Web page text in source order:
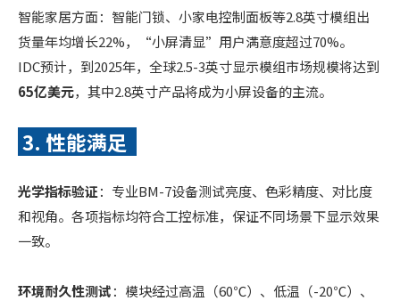
智能家居方面：智能门锁、小家电控制面板等2.8英寸模组出
货量年均增长22%，“小屏清显”用户满意度超过70%。
IDC预计，到2025年，全球2.5-3英寸显示模组市场规模将达到
65亿美元，其中2.8英寸产品将成为小屏设备的主流。
3. 性能满足
光学指标验证：专业BM-7设备测试亮度、色彩精度、对比度
和视角。各项指标均符合工控标准，保证不同场景下显示效果
一致。
环境耐久性测试：模块经过高温（60℃）、低温（-20℃）、